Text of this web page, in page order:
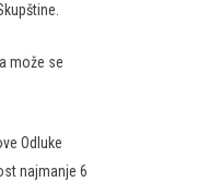
može se
Odluke
najmanje 6